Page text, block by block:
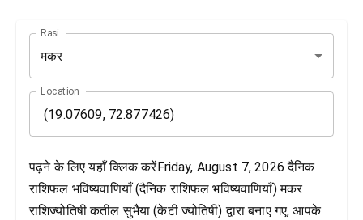
Rasi
मकर
Location
पढ़ने के लिए यहाँ क्लिक करेंFriday, August 7, 2026 दैनिक
राशिफल भविष्यवाणियाँ (दैनिक राशिफल भविष्यवाणियाँ) मकर
राशिज्योतिषी कतील सुभैया (केटी ज्योतिषी) द्वारा बनाए गए, आपके